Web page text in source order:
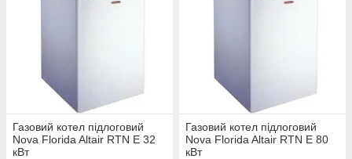
Газовий котел підлоговий
Nova Florida Altair RTN E 32
кВт
Газовий котел підлоговий
Nova Florida Altair RTN E 80
кВт